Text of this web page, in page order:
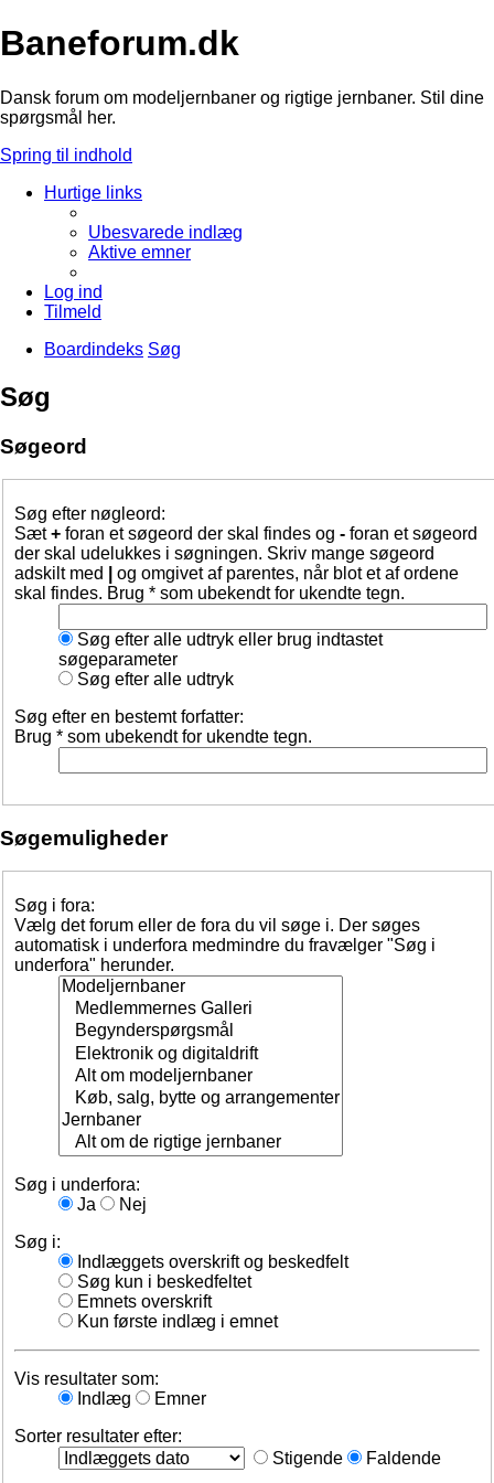
Baneforum.dk
Dansk forum om modeljernbaner og rigtige jernbaner. Stil dine
spørgsmål her.
Spring til indhold
Hurtige links
Ubesvarede indlæg
Aktive emner
Log ind
Tilmeld
Boardindeks Søg
Søg
Søgeord
Søg efter nøgleord:
Sæt+ foran et søgeord der skal findes og - foran et søgeord
der skal udelukkes i søgningen. Skriv mange søgeord
adskilt med
og omgivet af parentes, når blot et af ordene
skal findes. Brug * som ubekendt for ukendte tegn.
Søg efter alle udtryk eller brug indtastet
søgeparameter
Søg efter alle udtryk
Søg efter en bestemt forfatter:
Brug * som ubekendt for ukendte tegn.
Søgemuligheder
Søg i fora:
Vælg det forum eller de fora du vil søge i. Der søges
automatisk i underfora medmindre du fravælger "Søg i
underfora" herunder.
Søg i underfora:
Ja
Nej
Søg i:
Indlæggets overskrift og beskedfelt
Søg kun i beskedfeltet
Emnets overskrift
Kun første indlæg i emnet
Vis resultater som:
Indlæg
Emner
Sorter resultater efter:
Stigende
Faldende